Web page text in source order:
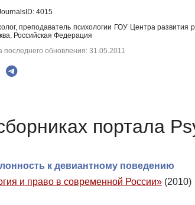
4015
преподаватель психологии ГОУ Центра
Российская Федерация
последнего обновления: 31.05.2011
портала
к девиантному поведению
и право в современной России» (2010)